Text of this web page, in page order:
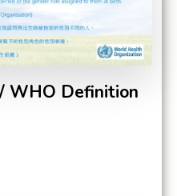
WHO Definition